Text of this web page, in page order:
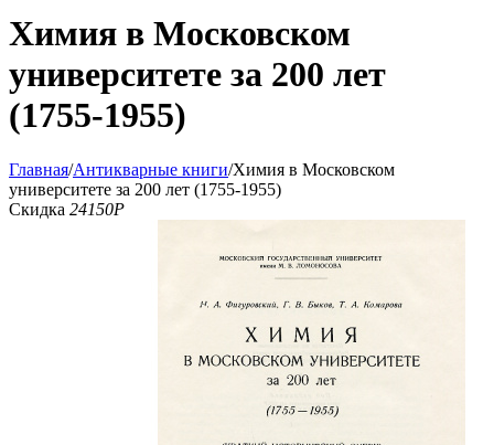
Химия в Московском
университете за 200 лет
(1755-1955)
Главная/Антикварные книги/Химия в Московском
университете за 200 лет (1755-1955)
Скидка 24150Р